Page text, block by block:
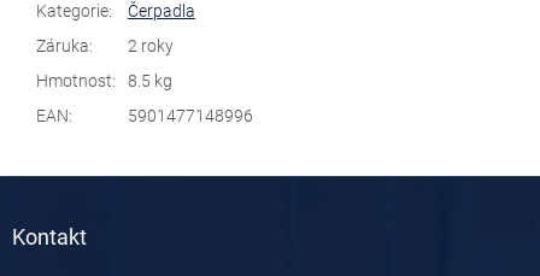
Kategorie:
Čerpadla
Záruka:
2 roky
Hmotnost:
8.5 kg
EAN: 5901477148996
Kontakt